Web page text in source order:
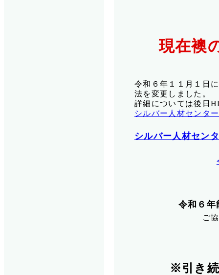
現在襖
令和６年１１月１日
法を変更しました。
詳細については後日
シルバー人材センタ
シルバー人材セン
令和６年
ご
※引き